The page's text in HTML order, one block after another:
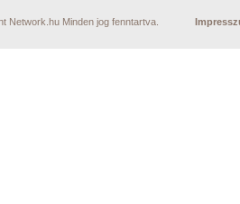
Network.hu Minden jog fenntartva.